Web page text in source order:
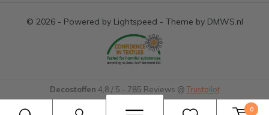
0
© 2026 - Powered by Lightspeed - Theme by DMWS.nl
Decostoffen 4,8/ 5 - 785 Reviews @ Trustpilot